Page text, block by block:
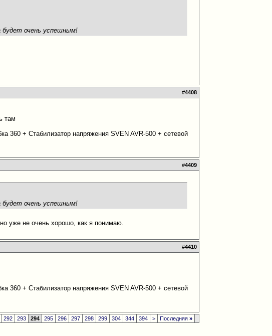
очень успешным!
#4408
там
360 + Стабилизатор напряжения SVEN AVR-500 + сетевой
#4409
очень успешным!
уже не очень хорошо, как я понимаю.
#4410
360 + Стабилизатор напряжения SVEN AVR-500 + сетевой
292 293 294 295 296 297 298 299 304 344 394 > Последняя»